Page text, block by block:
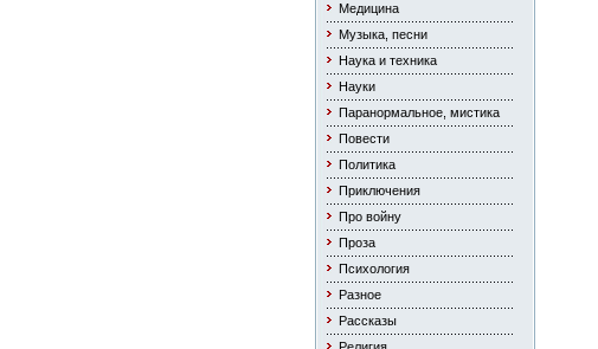
Медицина
Музыка, песни
Наука и техника
Науки
Паранормальное, мистика
Повести
Политика
Приключения
Про войну
Проза
Психология
Разное
Рассказы